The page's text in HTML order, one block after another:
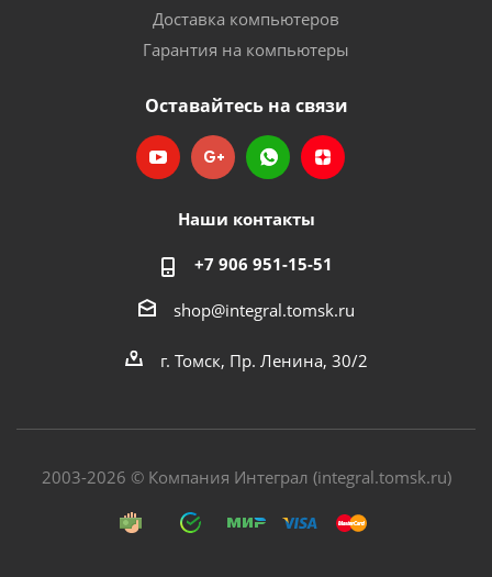
Доставка компьютеров
Гарантия на компьютеры
Оставайтесь на связи
Наши контакты
+7 906 951-15-51
shop@integral.tomsk.ru
г. Томск, Пр. Ленина, 30/2
2003-2026 © Компания Интеграл (integral.tomsk.ru)